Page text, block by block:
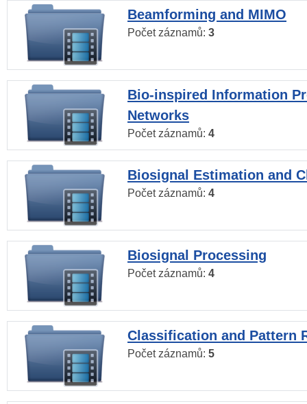
Beamforming and MIMO
Počet záznamů: 3
Bio-inspired Information
Networks
Počet záznamů: 4
Biosignal Estimation and
Počet záznamů: 4
Biosignal Processing
Počet záznamů: 4
Classification and Pattern
Počet záznamů: 5